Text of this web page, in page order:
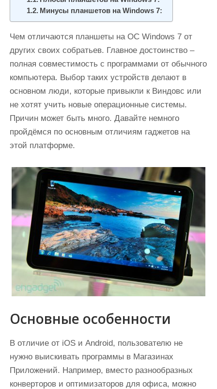
Минусы планшетов на Windows 7:
Чем отличаются планшеты на ОС Windows 7 от
других своих собратьев. Главное достоинство –
полная совместимость с программами от обычного
компьютера. Выбор таких устройств делают в
основном люди, которые привыкли к Виндовс или
не хотят учить новые операционные системы.
Причин может быть много. Давайте немного
пройдёмся по основным отличиям гаджетов на
этой платформе.
Основные особенности
В отличие от iOS и Android, пользователю не
нужно выискивать программы в Магазинах
Приложений. Например, вместо разнообразных
конверторов и оптимизаторов для офиса, можно